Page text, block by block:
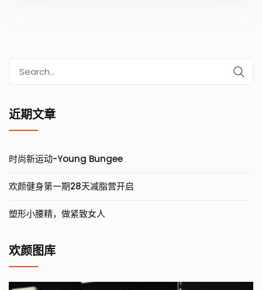
Search
近期文章
时尚新运动-Young Bungee
欢颜健身第一期28天减脂营开启
塑形小腰精，做紧致女人
欢颜图库